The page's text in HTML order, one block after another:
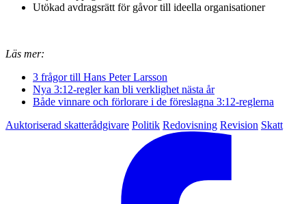
Utökad avdragsrätt för gåvor till ideella organisationer
Läs mer:
3 frågor till Hans Peter Larsson
Nya 3:12-regler kan bli verklighet nästa år
Både vinnare och förlorare i de föreslagna 3:12-reglerna
Auktoriserad skatterådgivare Politik Redovisning Revision Skatt